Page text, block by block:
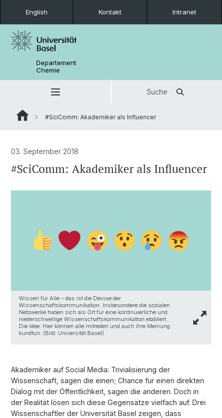
English Kontakt Intranet
Departement
Chemie
Suche
#SciComm: Akademiker als Influencer
03. September 2018
#SciComm: Akademiker als Influencer
Wissen für Alle – das ist die Devise der
Wissenschaftskommunikation. Insbesondere die sozialen
Netzwerke haben sich als Ort für eine kontinuierliche und
niederschwellige Wissenschaftskommunikation etabliert.
Die Idee: Hier können alle mitreden und auch ihre Meinung
kundtun. (Bild: Universität Basel)
Akademiker auf Social Media: Trivialisierung der
Wissenschaft, sagen die einen; Chance für einen direkten
Dialog mit der Öffentlichkeit, sagen die anderen. Doch in
der Realität lösen sich diese Gegensätze vielfach auf. Drei
Wissenschaftler der Universität Basel zeigen, dass